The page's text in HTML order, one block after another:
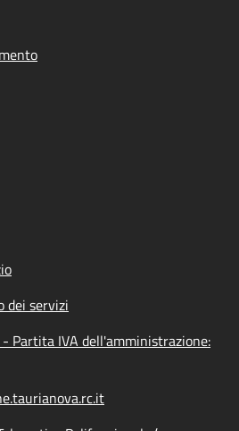
dei servizi
Partita IVA dell'amministrazione: